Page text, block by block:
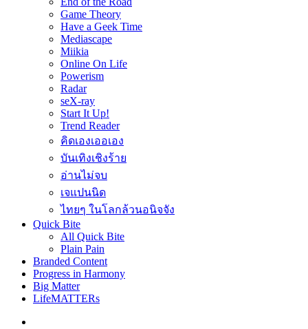
Game Theory
Have a Geek Time
Mediascape
Miikia
Online On Life
Powerism
Radar
seX-ray
Start It Up!
Trend Reader
คิดเองเออเอง
บันเทิงเชิงร้าย
อ่านไม่จบ
เจแปนนิด
ไทยๆ ในโลกล้วนอนิจจัง
Quick Bite
All Quick Bite
Plain Pain
Branded Content
Progress in Harmony
Big Matter
LifeMATTERs